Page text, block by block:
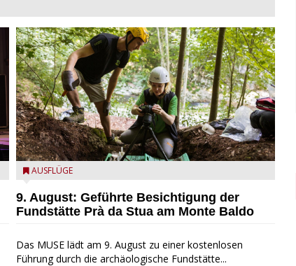
die archäologische Fundstätte Riparo Prà da Stua am
AUSFLÜGE
9. August: Geführte Besichtigung der
Fundstätte Prà da Stua am Monte Baldo
Das MUSE lädt am 9. August zu einer kostenlosen
Führung durch die archäologische Fundstätte...